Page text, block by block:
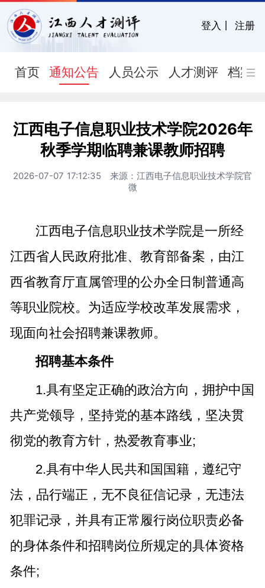
登入 丨注册
首页 通知公告 人员公示 人才测评 档案
江西电子信息职业技术学院2026年
秋季学期临聘兼课教师招聘
2026-07-07 17:12:35 来源：江西电子信息职业技术学院官
微
江西电子信息职业技术学院是一所经
江西省人民政府批准、教育部备案，由江
西省教育厅直属管理的公办全日制普通高
等职业院校。为适应学校改革发展需求，
现面向社会招聘兼课教师。
招聘基本条件
1.具有坚定正确的政治方向，拥护中国
共产党领导，坚持党的基本路线，坚决贯
彻党的教育方针，热爱教育事业;
2.具有中华人民共和国国籍，遵纪守
法，品行端正，无不良征信记录，无违法
犯罪记录，并具有正常履行岗位职责必备
的身体条件和招聘岗位所规定的具体资格
条件;